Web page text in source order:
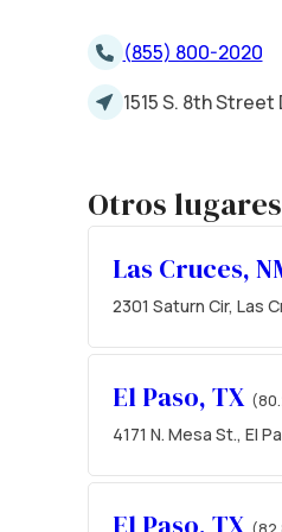
(855) 800-2020
1515 S. 8th
Otros
Las Cruces,
2301 Saturn Cir, Las
El Paso, TX
4171 N. Mesa St., El
El Paso, TX